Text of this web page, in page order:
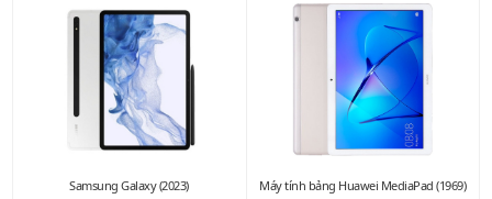
Samsung Galaxy (2023) Máy tính bảng Huawei MediaPad (1969)